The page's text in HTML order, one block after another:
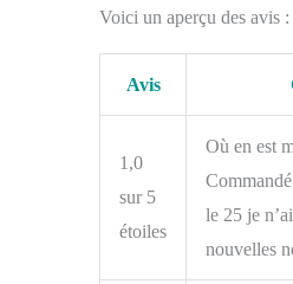
Voici un aperçu des avis :
Avis
1,0
sur 5
étoiles
Où en est
le 25 je
nouvelles